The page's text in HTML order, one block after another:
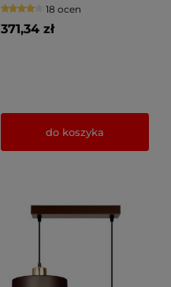
18 ocen
371,34 zł
do koszyka